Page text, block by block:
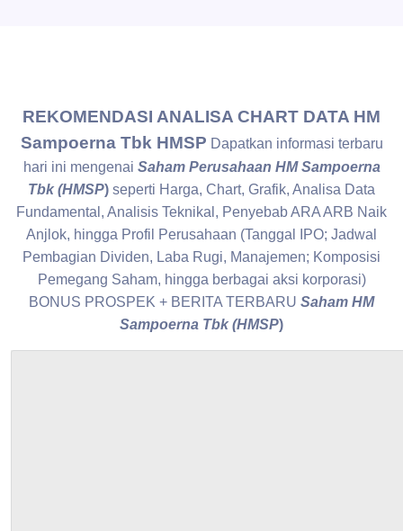
REKOMENDASI ANALISA CHART DATA HM
Sampoerna Tbk HMSP Dapatkan informasi terbaru
hari ini mengenai Saham Perusahaan HM Sampoerna
Tbk (HMSP) seperti Harga, Chart, Grafik, Analisa Data
Fundamental, Analisis Teknikal, Penyebab ARA ARB Naik
Anjlok, hingga Profil Perusahaan (Tanggal IPO; Jadwal
Pembagian Dividen, Laba Rugi, Manajemen; Komposisi
Pemegang Saham, hingga berbagai aksi korporasi)
BONUS PROSPEK + BERITA TERBARU Saham HM
Sampoerna Tbk (HMSP)